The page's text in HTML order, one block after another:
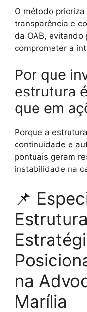
O método
transparência e
da OAB, evitando
comprometer a
Por que
estrutura
que em
Porque a
continuidade e
pontuais geram
instabilidade na
📌
na
Marília